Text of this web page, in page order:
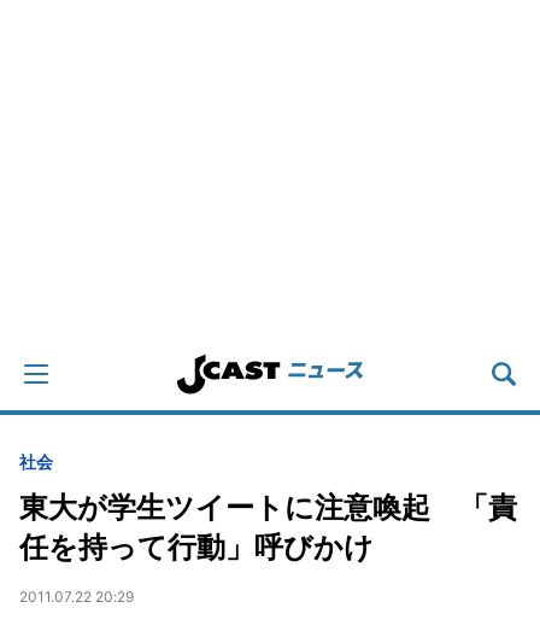
社会
東大が学生ツイートに注意喚起 「責
任を持って行動」呼びかけ
2011.07.22 20:29